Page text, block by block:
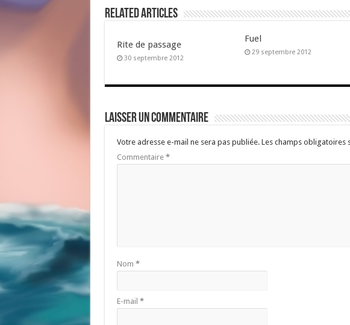
Related Articles
Rite de passage
30 septembre 2012
Fuel
29 septembre 2012
Laisser un commentaire
Votre adresse e-mail ne sera pas publiée. Les champs obligatoires
Commentaire *
Nom *
E-mail *